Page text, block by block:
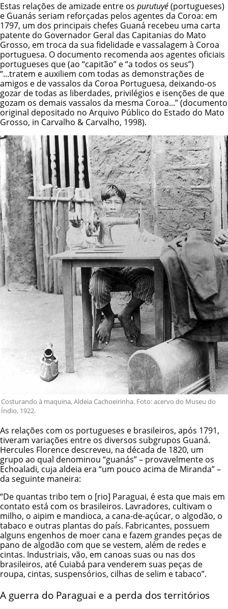
Estas relações de amizade entre os purutuyé(portugueses)
e Guanás seriam reforçadas pelos agentes da Coroa: em
1797, um dos principais chefes Guaná recebeu uma carta
patente do Governador Geral das Capitanias do Mato
Grosso, em troca da sua fidelidade e vassalagem à Coroa
portuguesa. O documento recomenda aos agentes oficiais
portugueses que (ao “capitão” e “a todos os seus”)
“...tratem e auxiliem com todas as demonstrações de
amigos e de vassalos da Coroa Portuguesa, deixando-os
gozar de todas as liberdades, privilégios e isenções de que
gozam os demais vassalos da mesma Coroa...” (documento
original depositado no Arquivo Público do Estado do Mato
Grosso, in Carvalho & Carvalho, 1998).
Costurando à maquina, Aldeia Cachoeirinha. Foto: acervo do Museu do
Índio, 1922.
As relações com os portugueses e brasileiros, após 1791,
tiveram variações entre os diversos subgrupos Guaná.
Hercules Florence descreveu, na década de 1820, um
grupo ao qual denominou “guanás” – provavelmente os
Echoaladi, cuja aldeia era “um pouco acima de Miranda” –
da seguinte maneira:
“De quantas tribo tem o [rio] Paraguai, é esta que mais em
contato está com os brasileiros. Lavradores, cultivam o
milho, o aipim e mandioca, a cana-de-açúcar, o algodão, o
tabaco e outras plantas do país. Fabricantes, possuem
alguns engenhos de moer cana e fazem grandes peças de
pano de algodão com que se vestem, além de redes e
cintas. Industriais, vão, em canoas suas ou nas dos
brasileiros, até Cuiabá para venderem suas peças de
roupa, cintas, suspensórios, cilhas de selim e tabaco”.
A guerra do Paraguai e a perda dos territórios